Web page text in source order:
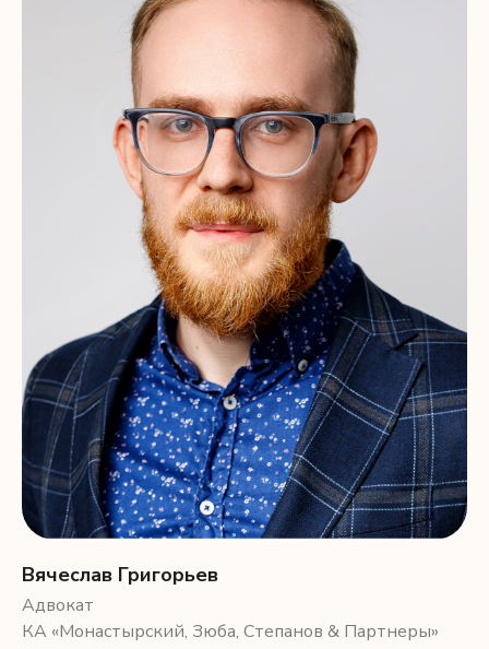
Вячеслав Григорьев
Адвокат
КА «Монастырский, Зюба, Степанов & Партнеры»